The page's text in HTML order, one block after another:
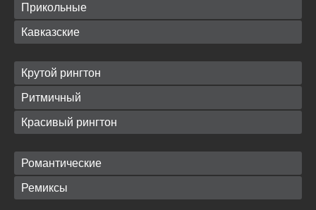
Прикольные
Кавказские
Крутой рингтон
Ритмичный
Красивый рингтон
Романтические
Ремиксы